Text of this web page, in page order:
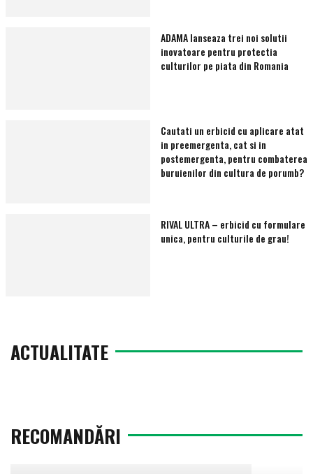
ADAMA lanseaza trei noi solutii
inovatoare pentru protectia
culturilor pe piata din Romania
Cautati un erbicid cu aplicare atat
in preemergenta, cat si in
postemergenta, pentru combaterea
buruienilor din cultura de porumb?
RIVAL ULTRA – erbicid cu formulare
unica, pentru culturile de grau!
ACTUALITATE
RECOMANDĂRI